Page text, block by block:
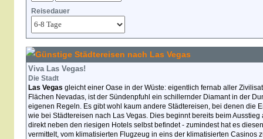
Reisedauer
Günstige Städtereisen nach Las Vegas
Viva Las Vegas!
Die Stadt
Las Vegas gleicht einer Oase in der Wüste: eigentlich fernab aller
Flächen Nevadas, ist der Sündenpfuhl ein schillernder Diamant in der
eigenen Regeln. Es gibt wohl kaum andere Städtereisen, bei denen die
wie bei Städtereisen nach Las Vegas. Dies beginnt bereits beim
direkt neben den riesigen Hotels selbst befindet - zumindest hat es
vermittelt, vom klimatisierten Flugzeug in eins der klimatisierten Casinos